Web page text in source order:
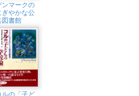
ンマークの
ぎやかな公
図書館
ルの「子ど